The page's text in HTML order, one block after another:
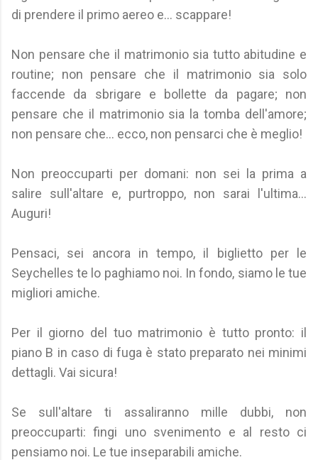
di prendere il primo aereo e... scappare!
Non pensare che il matrimonio sia tutto abitudine e
routine; non pensare che il matrimonio sia solo
faccende da sbrigare e bollette da pagare; non
pensare che il matrimonio sia la tomba dell'amore;
non pensare che... ecco, non pensarci che è meglio!
Non preoccuparti per domani: non sei la prima a
salire sull'altare e, purtroppo, non sarai l'ultima...
Auguri!
Pensaci, sei ancora in tempo, il biglietto per le
Seychelles te lo paghiamo noi. In fondo, siamo le tue
migliori amiche.
Per il giorno del tuo matrimonio è tutto pronto: il
piano B in caso di fuga è stato preparato nei minimi
dettagli. Vai sicura!
Se sull'altare ti assaliranno mille dubbi, non
preoccuparti: fingi uno svenimento e al resto ci
pensiamo noi. Le tue inseparabili amiche.